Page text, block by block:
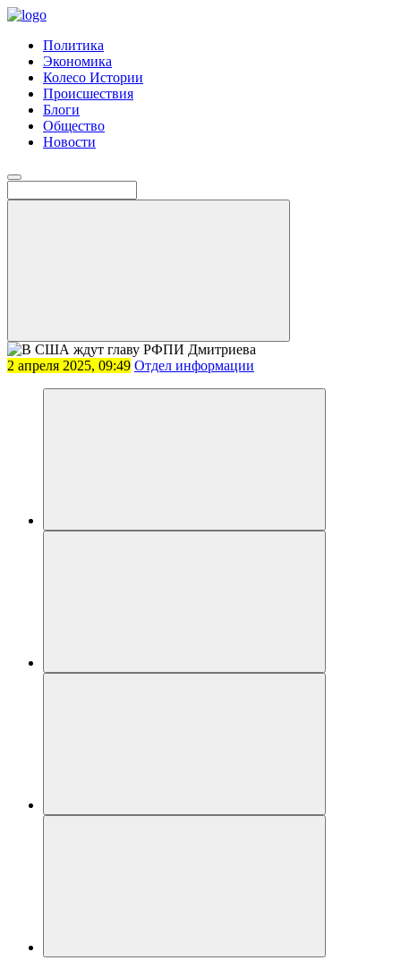
Политика
Экономика
Колесо Истории
Происшествия
Блоги
Общество
Новости
2 апреля 2025, 09:49 Отдел информации